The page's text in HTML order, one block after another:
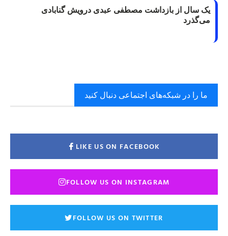
یک سال از بازداشت مصطفی عبدی درویش گنابادی
می‌گذرد
ما را در شبکه‌های اجتماعی دنبال کنید
LIKE US ON FACEBOOK
FOLLOW US ON INSTAGRAM
FOLLOW US ON TWITTER